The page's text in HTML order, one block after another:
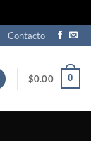
Contacto
$0.00 0